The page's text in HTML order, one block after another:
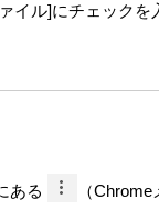
イル]にチェックを
ある （